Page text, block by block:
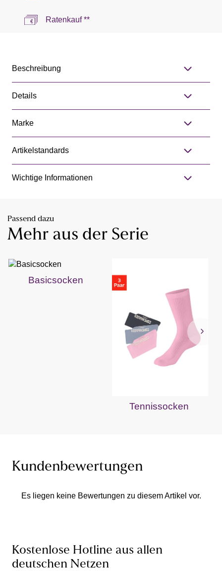
Ratenkauf **
Beschreibung
Details
Marke
Artikelstandards
Wichtige Informationen
Passend dazu
Mehr aus der Serie
Basicsocken
Tennissocken
Kundenbewertungen
Es liegen keine Bewertungen zu diesem Artikel vor.
Kostenlose Hotline aus allen
deutschen Netzen